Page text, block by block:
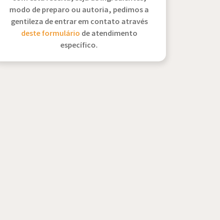
modo de preparo ou autoria, pedimos a
gentileza de entrar em contato através
deste formulário de atendimento
específico.